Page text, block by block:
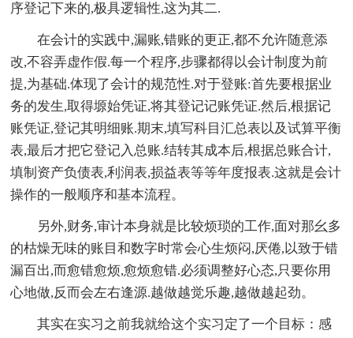
序登记下来的,极具逻辑性,这为其二.
在会计的实践中,漏账,错账的更正,都不允许随意添
改,不容弄虚作假.每一个程序,步骤都得以会计制度为前
提,为基础.体现了会计的规范性.对于登账:首先要根据业
务的发生,取得塬始凭证,将其登记记账凭证.然后,根据记
账凭证,登记其明细账.期末,填写科目汇总表以及试算平衡
表,最后才把它登记入总账.结转其成本后,根据总账合计,
填制资产负债表,利润表,损益表等等年度报表.这就是会计
操作的一般顺序和基本流程。
另外,财务,审计本身就是比较烦琐的工作,面对那幺多
的枯燥无味的账目和数字时常会心生烦闷,厌倦,以致于错
漏百出,而愈错愈烦,愈烦愈错.必须调整好心态,只要你用
心地做,反而会左右逢源.越做越觉乐趣,越做越起劲。
其实在实习之前我就给这个实习定了一个目标：感